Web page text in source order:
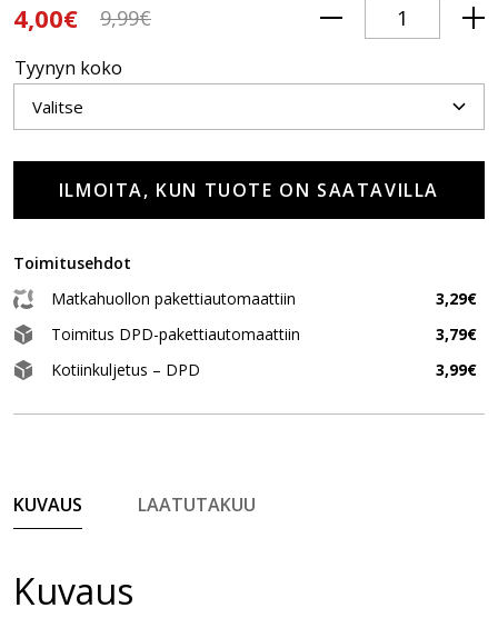
4,00€ 9,99€
Tyynyn koko
ILMOITA, KUN TUOTE ON SAATAVILLA
Toimitusehdot
Matkahuollon pakettiautomaattiin
3,29€
Toimitus DPD-pakettiautomaattiin
3,79€
Kotiinkuljetus – DPD
3,99€
KUVAUS LAATUTAKUU
Kuvaus